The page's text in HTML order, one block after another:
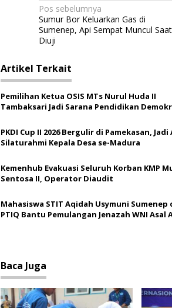
N
a
v
i
g
a
s
i
p
o
s
Pos sebelumnya
Sumur Bor Keluarkan Gas di
Sumenep, Api Sempat Muncul Saat
Diuji
Artikel Terkait
Pemilihan Ketua OSIS MTs Nurul Huda II
Tambaksari Jadi Sarana Pendidikan
PKDI Cup II 2026 Bergulir di Pamekasan, Jadi
Silaturahmi Kepala Desa se-Madura
Kemenhub Evakuasi Seluruh Korban KMP
Sentosa II, Operator Diaudit
Mahasiswa STIT Aqidah Usymuni Sumenep
PTIQ Bantu Pemulangan Jenazah WNI Asal
Baca Juga